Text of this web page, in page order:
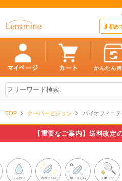
初め
TOP クーパービジョン バイオフィニ
【重要なご案内】送料改定